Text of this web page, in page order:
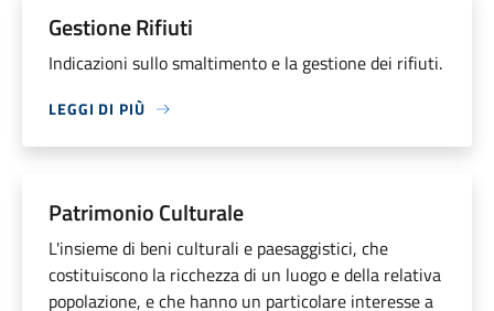
Gestione Rifiuti
Indicazioni sullo smaltimento e la gestione dei rifiuti.
LEGGI DI PIÙ
Patrimonio Culturale
L'insieme di beni culturali e paesaggistici, che
costituiscono la ricchezza di un luogo e della relativa
popolazione, e che hanno un particolare interesse a